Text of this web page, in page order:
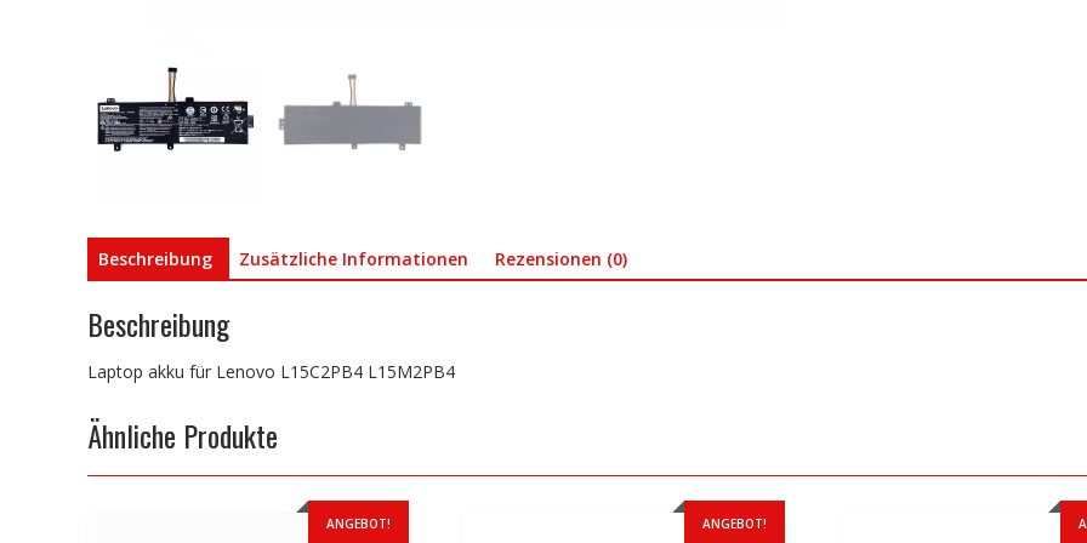
Beschreibung Zusätzliche Informationen Rezensionen (0)
Beschreibung
Laptop akku für Lenovo L15C2PB4 L15M2PB4
Ähnliche Produkte
ANGEBOT! ANGEBOT!